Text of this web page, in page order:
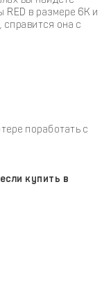
в размере 6K и
она с
поработать с
купить в